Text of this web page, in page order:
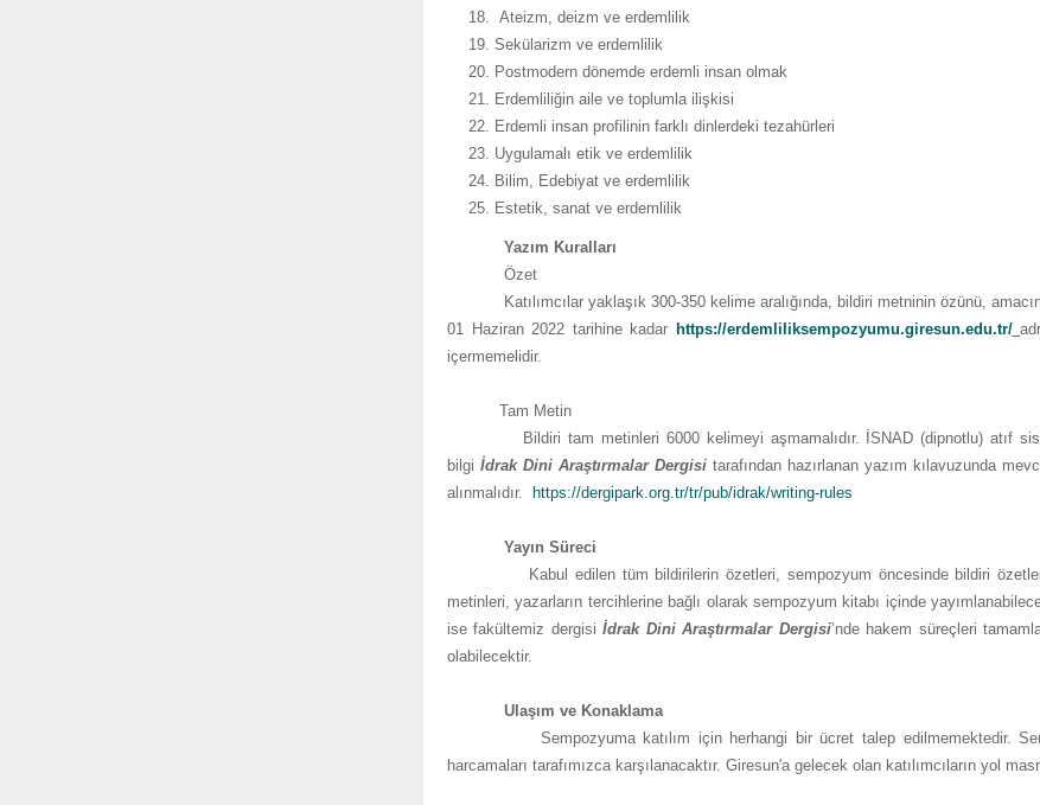
Ateizm, deizm ve erdemlilik
Sekülarizm ve erdemlilik
Postmodern dönemde erdemli insan olmak
Erdemliliğin aile ve toplumla ilişkisi
Erdemli insan profilinin farklı dinlerdeki tezahürleri
Uygulamalı etik ve erdemlilik
Bilim, Edebiyat ve erdemlilik
Estetik, sanat ve erdemlilik
Yazım Kuralları
Özet
Katılımcılar yaklaşık 300-350 kelime aralığında, bildiri metninin özünü,
01 Haziran 2022 tarihine kadar https://erdemliliksempozyumu.giresun.edu.tr/
içermemelidir.
Tam Metin
Bildiri tam metinleri 6000 kelimeyi aşmamalıdır. İSNAD (dipnotlu) atıf
bilgi İdrak Dini Araştırmalar Dergisi tarafından hazırlanan yazım kılavuzunda
alınmalıdır.
https://dergipark.org.tr/tr/pub/idrak/writing-rules
Yayın Süreci
Kabul edilen tüm bildirilerin özetleri, sempozyum öncesinde bildiri özetleri e-
metinleri, yazarların tercihlerine bağlı olarak sempozyum kitabı içinde
ise fakültemiz dergisiİdrak Dini Araştırmalar Dergisi’nde hakem süreçleri
olabilecektir.
Ulaşım ve Konaklama
Sempozyuma katılım için herhangi bir ücret talep edilmemektedir.
harcamaları tarafımızca karşılanacaktır. Giresun'a gelecek olan katılımcıların yol